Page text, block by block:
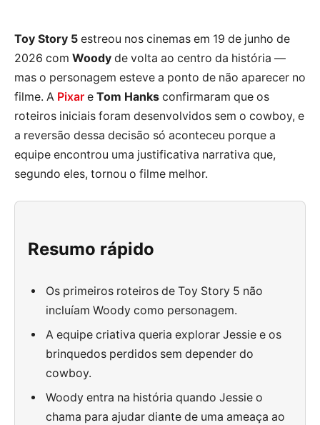
Toy Story 5 estreou nos cinemas em 19 de junho de
2026 com Woody de volta ao centro da história —
mas o personagem esteve a ponto de não aparecer no
filme. A Pixar e Tom Hanks confirmaram que os
roteiros iniciais foram desenvolvidos sem o cowboy, e
a reversão dessa decisão só aconteceu porque a
equipe encontrou uma justificativa narrativa que,
segundo eles, tornou o filme melhor.
Resumo rápido
Os primeiros roteiros de Toy Story 5 não
incluíam Woody como personagem.
A equipe criativa queria explorar Jessie e os
brinquedos perdidos sem depender do
cowboy.
Woody entra na história quando Jessie o
chama para ajudar diante de uma ameaça ao